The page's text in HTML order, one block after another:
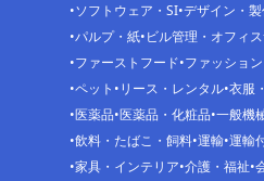
ソフトウェア・SI デザイン・
パルプ・紙 ビル管理・オフィ
ファーストフード ファッショ
ペット リース・レンタル 衣服
医薬品 医薬品・化粧品 一般機
飲料・たばこ・飼料 運輸 運輸
家具・インテリア 介護・福祉